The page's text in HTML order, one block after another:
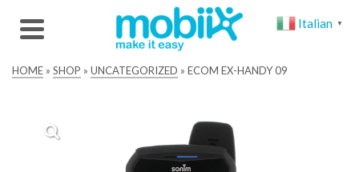
HOME » SHOP » UNCATEGORIZED » ECOM EX-HANDY 09
Italian ▼